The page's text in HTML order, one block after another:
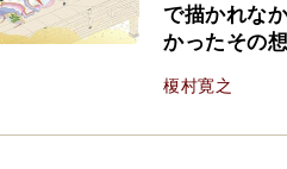
で描かれな
かったその
榎村寛之